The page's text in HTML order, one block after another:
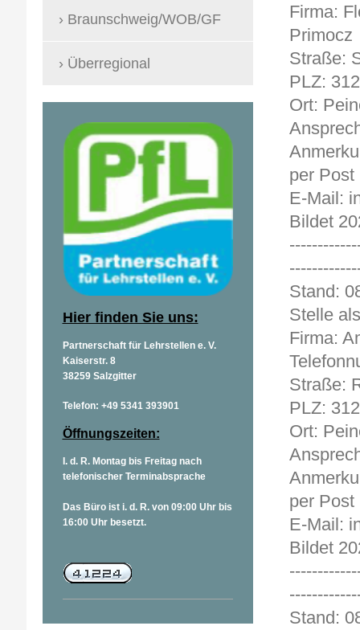
Firma:
Primocz
Straße:
PLZ:
Ort:
per Post
E-Mail:
Bildet
Stelle
Firma:
Straße:
PLZ:
Ort:
per Post
E-Mail:
Bildet
Braunschweig/WOB/GF
Überregional
Hier finden Sie uns:
Partnerschaft für Lehrstellen e. V.
Kaiserstr. 8
38259 Salzgitter
Telefon: +49 5341 393901
Öffnungszeiten:
I. d. R. Montag bis Freitag nach
telefonischer Terminabsprache
Das Büro ist i. d. R. von 09:00 Uhr bis
16:00 Uhr besetzt.